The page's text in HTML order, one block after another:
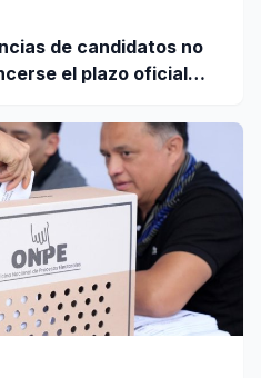
de candidatos no
el plazo oficial